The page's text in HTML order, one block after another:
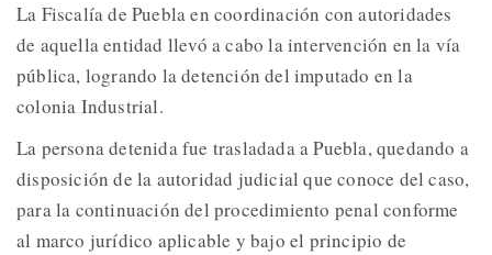
La Fiscalía de Puebla en coordinación con autoridades
de aquella entidad llevó a cabo la intervención en la vía
pública, logrando la detención del imputado en la
colonia Industrial.
La persona detenida fue trasladada a Puebla, quedando a
disposición de la autoridad judicial que conoce del caso,
para la continuación del procedimiento penal conforme
al marco jurídico aplicable y bajo el principio de